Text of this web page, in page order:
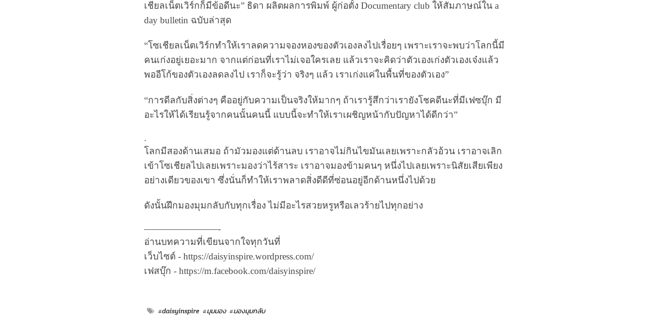
เชียลเน็ตเวิร์กก็มีข้อดีนะ” ธิดา ผลิตผลการพิมพ์ ผู้ก่อตั้ง Documentary club ให้สัมภาษณ์ใน a
day bulletin ฉบับล่าสุด
“โซเชียลเน็ตเวิร์กทำให้เราลดความจองหองของตัวเองลงไปเรื่อยๆ เพราะเราจะพบว่าโลกนี้มี
คนเก่งอยู่เยอะมาก จากแต่ก่อนที่เราไม่เจอใครเลย แล้วเราจะคิดว่าตัวเองเก่งตัวเองเจ๋งแล้ว
พออีโก้ของตัวเองลดลงไป เราก็จะรู้ว่า จริงๆ แล้ว เราเก่งแค่ในพื้นที่ของตัวเอง”
“การดีลกับสิ่งต่างๆ คืออยู่กับความเป็นจริงให้มากๆ ถ้าเรารู้สึกว่าเรายังโชคดีนะที่มีเฟซบุ๊ก มี
อะไรให้ได้เรียนรู้จากคนนั้นคนนี้ แบบนี้จะทำให้เราเผชิญหน้ากับปัญหาได้ดีกว่า”
.
โลกมีสองด้านเสมอ ถ้ามัวมองแต่ด้านลบ เราอาจไม่กินไขมันเลยเพราะกลัวอ้วน เราอาจเลิก
เข้าโซเชียลไปเลยเพราะมองว่าไร้สาระ เราอาจมองข้ามคนๆ หนึ่งไปเลยเพราะนิสัยเสียเพียง
อย่างเดียวของเขา ซึ่งนั่นก็ทำให้เราพลาดสิ่งดีดีที่ซ่อนอยู่อีกด้านหนึ่งไปด้วย
ดังนั้นฝึกมองมุมกลับกับทุกเรื่อง ไม่มีอะไรสวยหรูหรือเลวร้ายไปทุกอย่าง
————————-
อ่านบทความที่เขียนจากใจทุกวันที่
เว็บไซต์ - https://daisyinspire.wordpress.com/
เฟสบุ๊ก - https://m.facebook.com/daisyinspire/
#daisyinspire #มุมมอง #มองมุมกลับ